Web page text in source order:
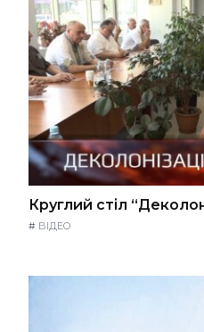
Круглий стіл
# ВІДЕО